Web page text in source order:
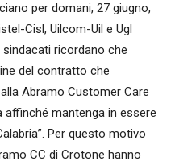
per domani, 27 giugno,
Cisl, Uilcom-Uil e Ugl
ricordano che
del contratto che
Abramo Customer Care
mantenga in essere
Per questo motivo
CC di Crotone hanno